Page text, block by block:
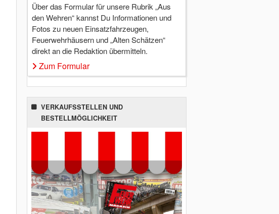
Über das Formular für unsere Rubrik „Aus
den Wehren“ kannst Du Informationen und
Fotos zu neuen Einsatzfahrzeugen,
Feuerwehrhäusern und „Alten Schätzen“
direkt an die Redaktion übermitteln.
Zum Formular
VERKAUFSSTELLEN UND
BESTELLMÖGLICHKEIT